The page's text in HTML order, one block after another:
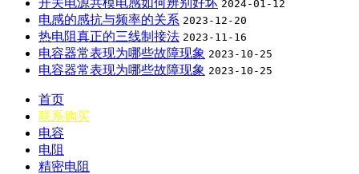
2024-01-12
电感的感抗与频率的关系 2023-12-20
热电阻真正的三线制接法 2023-11-16
电容器常表现为哪些故障现象 2023-10-25
电容器常表现为哪些故障现象 2023-10-25
首页
联系购买
电容
电阻
精密电阻